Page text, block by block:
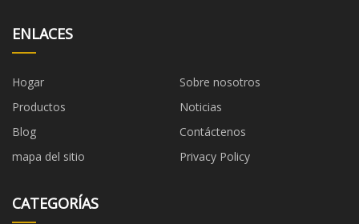
ENLACES
Hogar
Sobre nosotros
Productos
Noticias
Blog
Contáctenos
mapa del sitio
Privacy Policy
CATEGORÍAS